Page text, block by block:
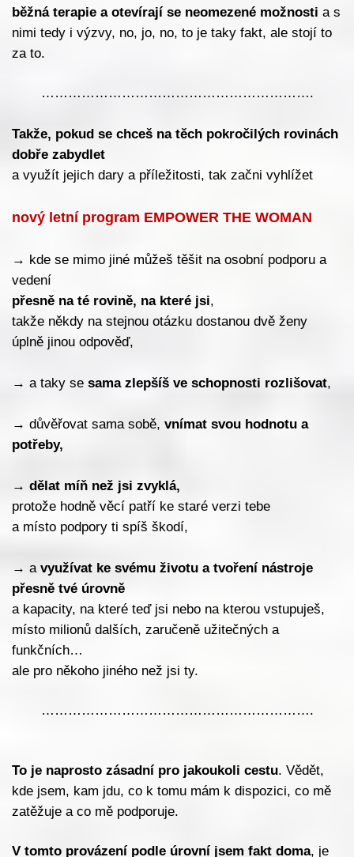
běžná terapie a otevírají se neomezené možnosti a s
nimi tedy i výzvy, no, jo, no, to je taky fakt, ale stojí to
za to.
…………………………………………………….
Takže, pokud se chceš na těch pokročilých rovinách
dobře zabydlet
a využít jejich dary a příležitosti, tak začni vyhlížet
nový letní program EMPOWER THE WOMAN
→ kde se mimo jiné můžeš těšit na osobní podporu a
vedení
přesně na té rovině, na které jsi,
takže někdy na stejnou otázku dostanou dvě ženy
úplně jinou odpověď,
→ a taky se sama zlepšíš ve schopnosti rozlišovat,
→ důvěřovat sama sobě, vnímat svou hodnotu a
potřeby,
→ dělat míň než jsi zvyklá,
protože hodně věcí patří ke staré verzi tebe
a místo podpory ti spíš škodí,
→ a využívat ke svému životu a tvoření nástroje
přesně tvé úrovně
a kapacity, na které teď jsi nebo na kterou vstupuješ,
místo milionů dalších, zaručeně užitečných a
funkčních…
ale pro někoho jiného než jsi ty.
…………………………………………………….
To je naprosto zásadní pro jakoukoli cestu. Vědět,
kde jsem, kam jdu, co k tomu mám k dispozici, co mě
zatěžuje a co mě podporuje.
V tomto provázení podle úrovní jsem fakt doma, je